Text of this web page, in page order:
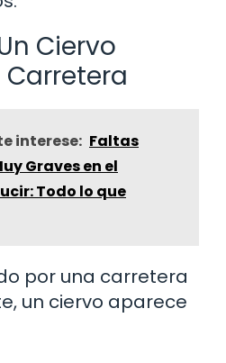
Ciervo
interese: Faltas
Graves en el
Todo lo que
por una carretera
un ciervo aparece